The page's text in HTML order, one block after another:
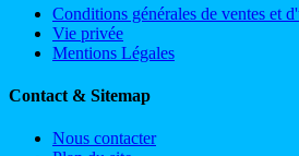
Conditions générales de ventes et
Vie privée
Mentions Légales
Contact & Sitemap
Nous contacter